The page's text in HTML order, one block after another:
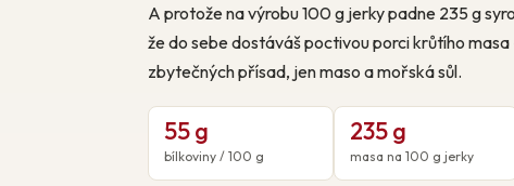
A protože na výrobu 100 g jerky padne 235 g
že do sebe dostáváš poctivou porci krůtího
zbytečných přísad, jen maso a mořská sůl.
55 g
bílkoviny / 100 g
235 g
masa na 100 g jerky